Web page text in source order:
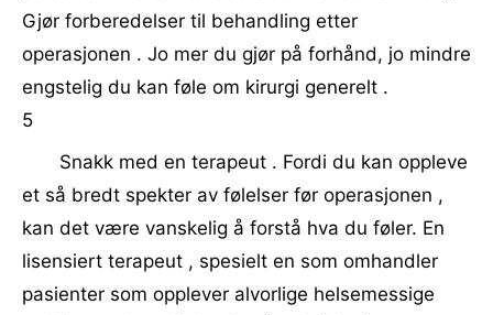
Gjør forberedelser til behandling etter
operasjonen . Jo mer du gjør på forhånd, jo mindre
engstelig du kan føle om kirurgi generelt .
5
Snakk med en terapeut . Fordi du kan oppleve
et så bredt spekter av følelser før operasjonen ,
kan det være vanskelig å forstå hva du føler. En
lisensiert terapeut , spesielt en som omhandler
pasienter som opplever alvorlige helsemessige